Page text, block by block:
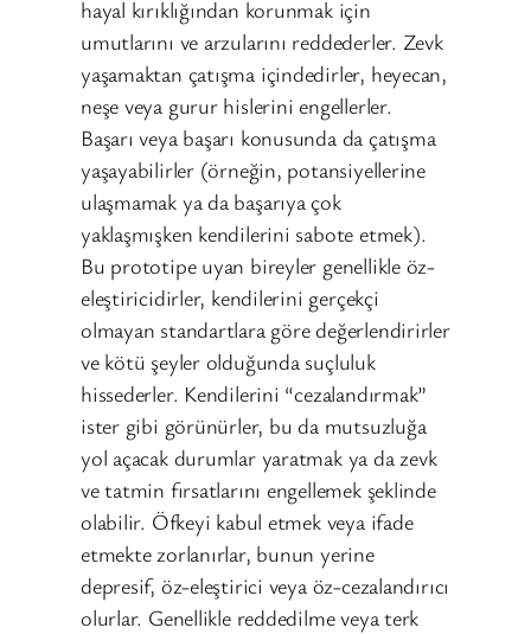
hayal kırıklığından korunmak için
umutlarını ve arzularını reddederler. Zevk
yaşamaktan çatışma içindedirler, heyecan,
neşe veya gurur hislerini engellerler.
Başarı veya başarı konusunda da çatışma
yaşayabilirler (örneğin, potansiyellerine
ulaşmamak ya da başarıya çok
yaklaşmışken kendilerini sabote etmek).
Bu prototipe uyan bireyler genellikle öz-
eleştiricidirler, kendilerini gerçekçi
olmayan standartlara göre değerlendirirler
ve kötü şeyler olduğunda suçluluk
hissederler. Kendilerini “cezalandırmak”
ister gibi görünürler, bu da mutsuzluğa
yol açacak durumlar yaratmak ya da zevk
ve tatmin fırsatlarını engellemek şeklinde
olabilir. Öfkeyi kabul etmek veya ifade
etmekte zorlanırlar, bunun yerine
depresif, öz-eleştirici veya öz-cezalandırıcı
olurlar. Genellikle reddedilme veya terk